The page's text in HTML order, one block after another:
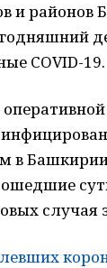
и районов
COVID-19.
в
случая